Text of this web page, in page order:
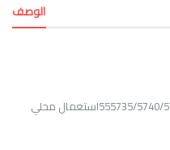
الوصف